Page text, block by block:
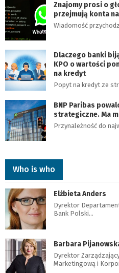
Znajomy prosi o
przejmują konta
Wiadomość
Dlaczego banki
KPO o wartości
na kredyt
Popyt na kredyt ze
BNP Paribas
strategiczne. Ma
Przynależność do
Who is who
Elżbieta Anders
Dyrektor
Bank Polski…
Barbara
Dyrektor
Marketingową i